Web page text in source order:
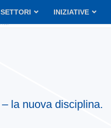
SETTORI INIZIATIVE
la nuova disciplina.